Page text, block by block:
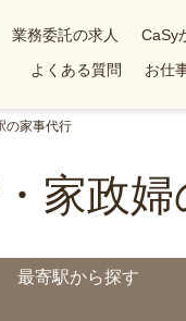
業務委託の求人 CaSy
よくある質問
お仕
の家事代行
家政
最寄駅から探す